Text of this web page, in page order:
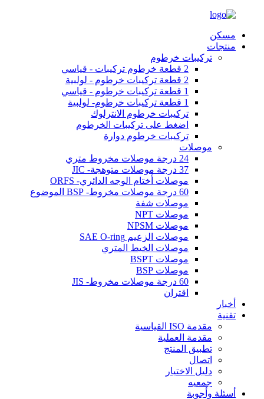
مسكن
منتجات
تركيبات خرطوم
2 قطعة خرطوم تركيبات - قياسي
2 قطعة تركيبات خرطوم - لولبية
1 قطعة تركيبات خرطوم - قياسي
1 قطعة تركيبات خرطوم- لولبية
تركيبات خرطوم الانترلوك
اضغط على تركيبات الخرطوم
تركيبات خرطوم دوارة
موصلات
24 درجة موصلات مخروط متري
37 درجة موصلات متوهجة- JIC
موصلات أختام الوجه الدائري- ORFS
60 درجة موصلات مخروط- BSP الموضوع
موصلات شفة
موصلات NPT
موصلات NPSM
موصلات الزعيم SAE O-ring
موصلات الخيط المتري
موصلات BSPT
موصلات BSP
60 درجة موصلات مخروط- JIS
اقتران
أخبار
تقنية
مقدمة ISO القياسية
مقدمة العملية
تطبيق المنتج
اتصال
دليل الاختيار
جمعيه
أسئلة وأجوبة